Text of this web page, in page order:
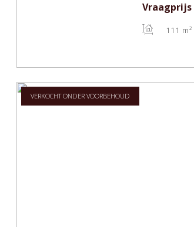
Vraagprijs
111 m²
VERKOCHT ONDER VOORBEHOUD